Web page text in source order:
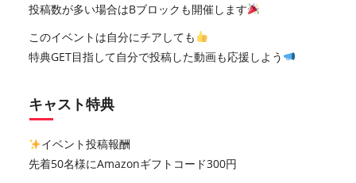
投稿数が多い場合はBブロックも開催します
このイベントは自分にチアしても
特典GET目指して自分で投稿した動画も応援しよう
キャスト特典
イベント投稿報酬
先着50名様にAmazonギフトコード300円